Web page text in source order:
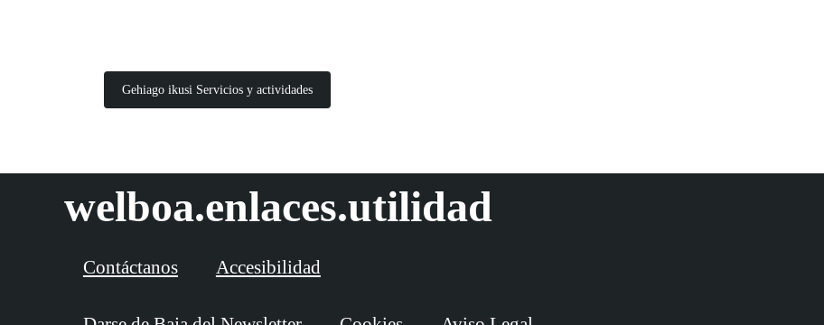
Gehiago ikusi Servicios y actividades
welboa.enlaces.utilidad
Contáctanos Accesibilidad